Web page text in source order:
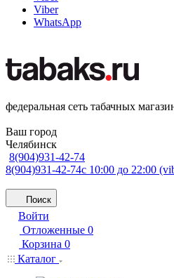
Viber
WhatsApp
федеральная сеть табачных
Ваш город
Челябинск
8(904)931-42-74
8(904)931-42-74с 10:00 до 22:00
Поиск
Войти
Отложенные 0
Корзина 0
Каталог